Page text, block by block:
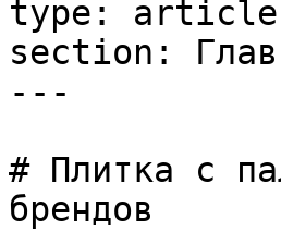
type: article
section:
---
# Плитка с
брендов